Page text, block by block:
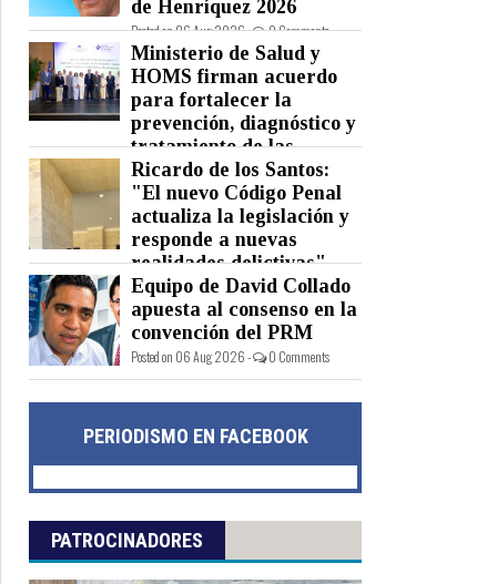
de Henríquez 2026
Posted on 06 Aug 2026 - 0 Comments
Ministerio de Salud y
HOMS firman acuerdo
para fortalecer la
prevención, diagnóstico y
tratamiento de las
hepatitis virales
Posted on 06 Aug 2026 - 0 Comments
Ricardo de los Santos:
"El nuevo Código Penal
actualiza la legislación y
responde a nuevas
realidades delictivas"
Posted on 06 Aug 2026 - 0 Comments
Equipo de David Collado
apuesta al consenso en la
convención del PRM
Posted on 06 Aug 2026 - 0 Comments
PERIODISMO EN FACEBOOK
PATROCINADORES